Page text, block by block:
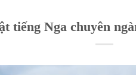
tiếng Nga chuyên